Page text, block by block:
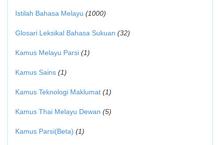
Istilah Bahasa Melayu (1000)
Glosari Leksikal Bahasa Sukuan (32)
Kamus Melayu Parsi (1)
Kamus Sains (1)
Kamus Teknologi Maklumat (1)
Kamus Thai Melayu Dewan (5)
Kamus Parsi(Beta) (1)